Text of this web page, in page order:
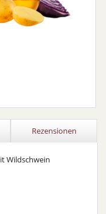
Rezensionen
Wildschwein